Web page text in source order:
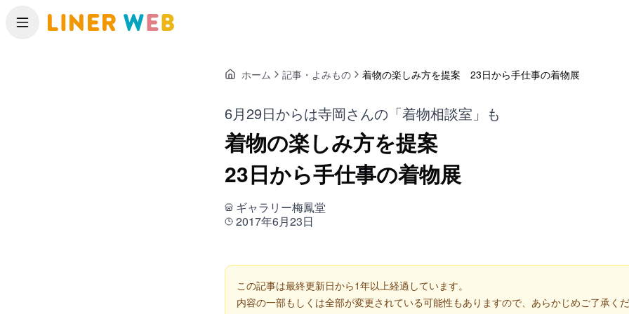
メニュー
ホーム 記事・よみもの 着物の楽しみ方を提案 23日から手仕事の着物展
6月29日からは寺岡さんの「着物相談室」も
着物の楽しみ方を提案
23日から手仕事の着物展
ギャラリー梅鳳堂
2017年6月23日
この記事は最終更新日から1年以上経過しています。
内容の一部もしくは全部が変更されている可能性もありますので、あらかじめご了承くだ